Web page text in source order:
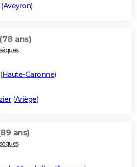
(Aveyron)
(78 ans)
(Haute-Garonne)
(Ariège)
ans)